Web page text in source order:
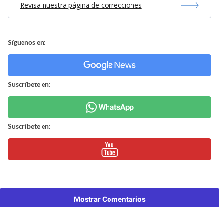
Revisa nuestra página de correcciones
Síguenos en:
Suscríbete en:
Suscríbete en:
Mostrar Comentarios